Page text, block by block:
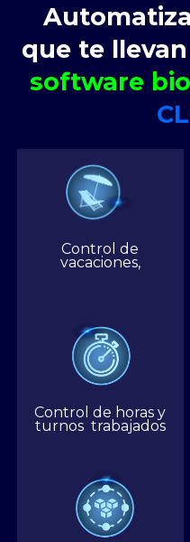
que te
software
Control de
vacaciones,
Control de horas y
turnos trabajados